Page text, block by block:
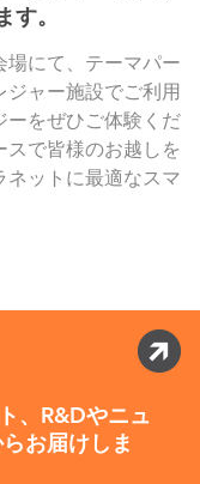
。
場にて、テーマパー
ジャー施設でご利用
ーをぜひご体験くだ
で皆様のお越しを
ットに最適なスマ
、R&Dやニュ
お届けしま